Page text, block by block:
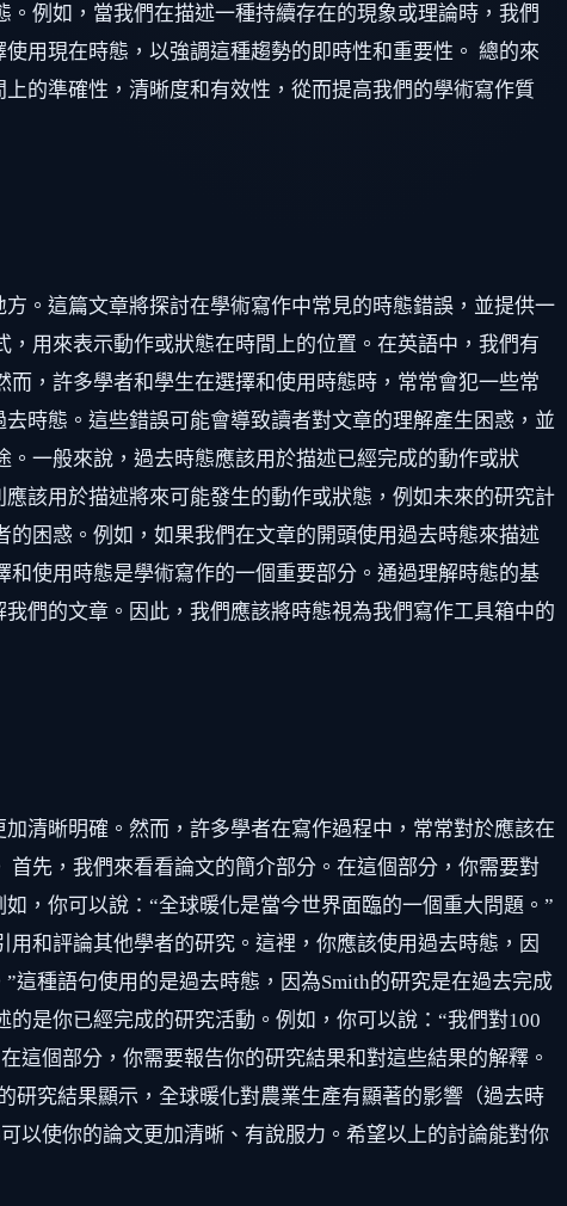
例如，當我們在描述一種持續存在的現象或理論時，我們
用現在時態，以強調這種趨勢的即時性和重要性。 總的來
的準確性，清晰度和有效性，從而提高我們的學術寫作質
。這篇文章將探討在學術寫作中常見的時態錯誤，並提供一
用來表示動作或狀態在時間上的位置。在英語中，我們有
，許多學者和學生在選擇和使用時態時，常常會犯一些常
時態。這些錯誤可能會導致讀者對文章的理解產生困惑，並
一般來說，過去時態應該用於描述已經完成的動作或狀
該用於描述將來可能發生的動作或狀態，例如未來的研究計
困惑。例如，如果我們在文章的開頭使用過去時態來描述
使用時態是學術寫作的一個重要部分。通過理解時態的基
們的文章。因此，我們應該將時態視為我們寫作工具箱中的
清晰明確。然而，許多學者在寫作過程中，常常對於應該在
先，我們來看看論文的簡介部分。在這個部分，你需要對
，你可以說：“全球暖化是當今世界面臨的一個重大問題。”
用和評論其他學者的研究。這裡，你應該使用過去時態，因
這種語句使用的是過去時態，因為Smith的研究是在過去完成
是你已經完成的研究活動。例如，你可以說：“我們對100
這個部分，你需要報告你的研究結果和對這些結果的解釋。
研究結果顯示，全球暖化對農業生產有顯著的影響（過去時
以使你的論文更加清晰、有說服力。希望以上的討論能對你